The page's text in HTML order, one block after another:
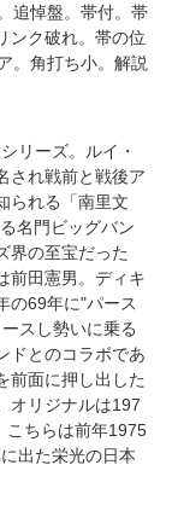
追悼盤。帯付。帯
ンク破れ。帯の位
。角打ち小。解説
リーズ。ルイ・
され戦前と戦後ア
られる「南里文
名門ビッグバン
界の至宝だった
前田憲男。ディキ
の69年に"パース
スし勢いに乗る
ドとのコラボであ
前面に押し出した
オリジナルは197
こちらは前年1975
出た栄光の日本